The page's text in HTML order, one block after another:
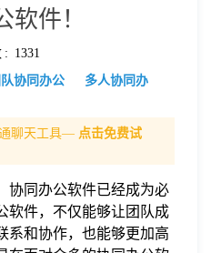
件！
: 1331
队协同办公
多人协同办
聊天工具— 点击免费试
协同办公软件已经成为必
软件，不仅能够让团队成
系和协作，也能够更加高